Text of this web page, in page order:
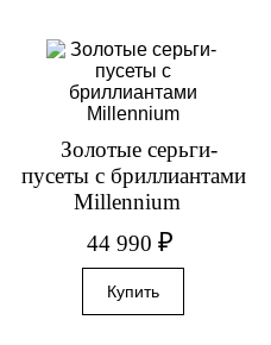
Золотые серьги-
пусеты с бриллиантами
Millennium
44 990₽